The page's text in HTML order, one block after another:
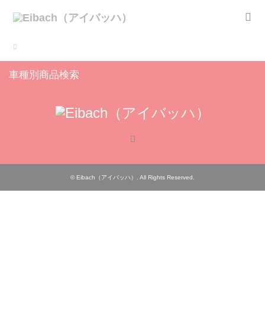
車種別商品検索
© Eibach（アイバッハ） . All Rights Reserved.